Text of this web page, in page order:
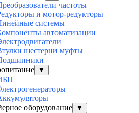
частоты
и мотор-редукторы
системы
автоматизации
шестерни муфты
▼
оборудование
▼